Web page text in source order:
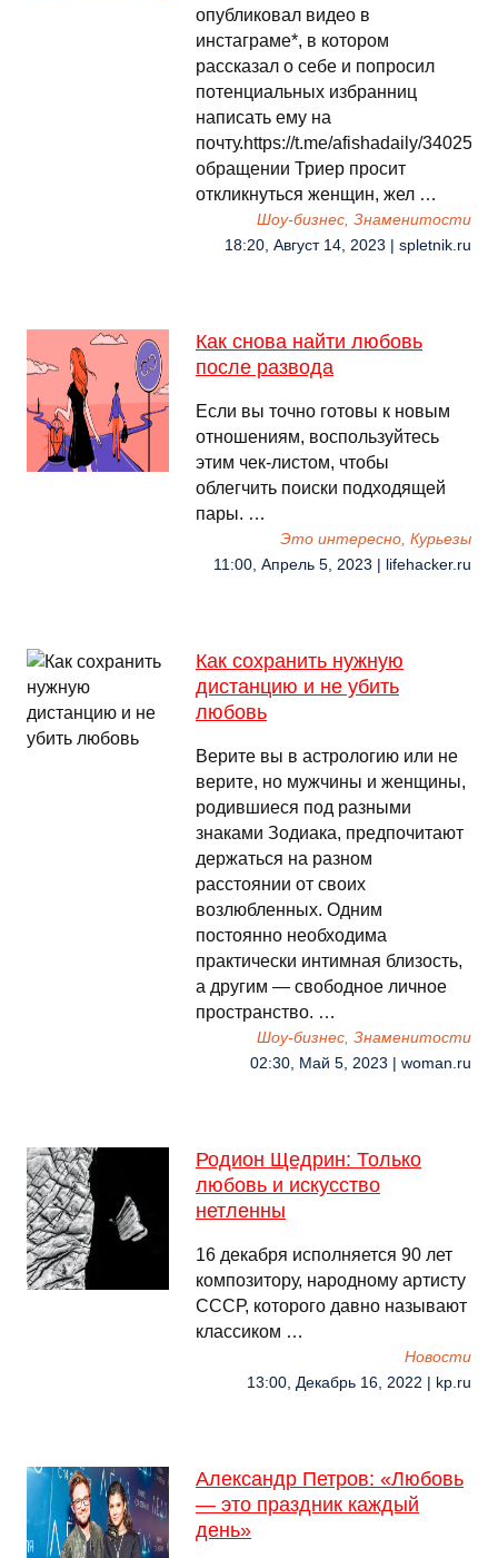
опубликовал видео в
инстаграме*, в котором
рассказал о себе и попросил
потенциальных избранниц
написать ему на
почту.https://t.me/afishadaily/34025В
обращении Триер просит
откликнуться женщин, жел …
Шоу-бизнес, Знаменитости
18:20, Август 14, 2023 | spletnik.ru
Как снова найти любовь
после развода
Если вы точно готовы к новым
отношениям, воспользуйтесь
этим чек-листом, чтобы
облегчить поиски подходящей
пары. …
Это интересно, Курьезы
11:00, Апрель 5, 2023 | lifehacker.ru
Как сохранить нужную
дистанцию и не убить
любовь
Верите вы в астрологию или не
верите, но мужчины и женщины,
родившиеся под разными
знаками Зодиака, предпочитают
держаться на разном
расстоянии от своих
возлюбленных. Одним
постоянно необходима
практически интимная близость,
а другим — свободное личное
пространство. …
Шоу-бизнес, Знаменитости
02:30, Май 5, 2023 | woman.ru
Родион Щедрин: Только
любовь и искусство
нетленны
16 декабря исполняется 90 лет
композитору, народному артисту
СССР, которого давно называют
классиком …
Новости
13:00, Декабрь 16, 2022 | kp.ru
Александр Петров: «Любовь
— это праздник каждый
день»